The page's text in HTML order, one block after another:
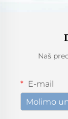
Naš
E-mail